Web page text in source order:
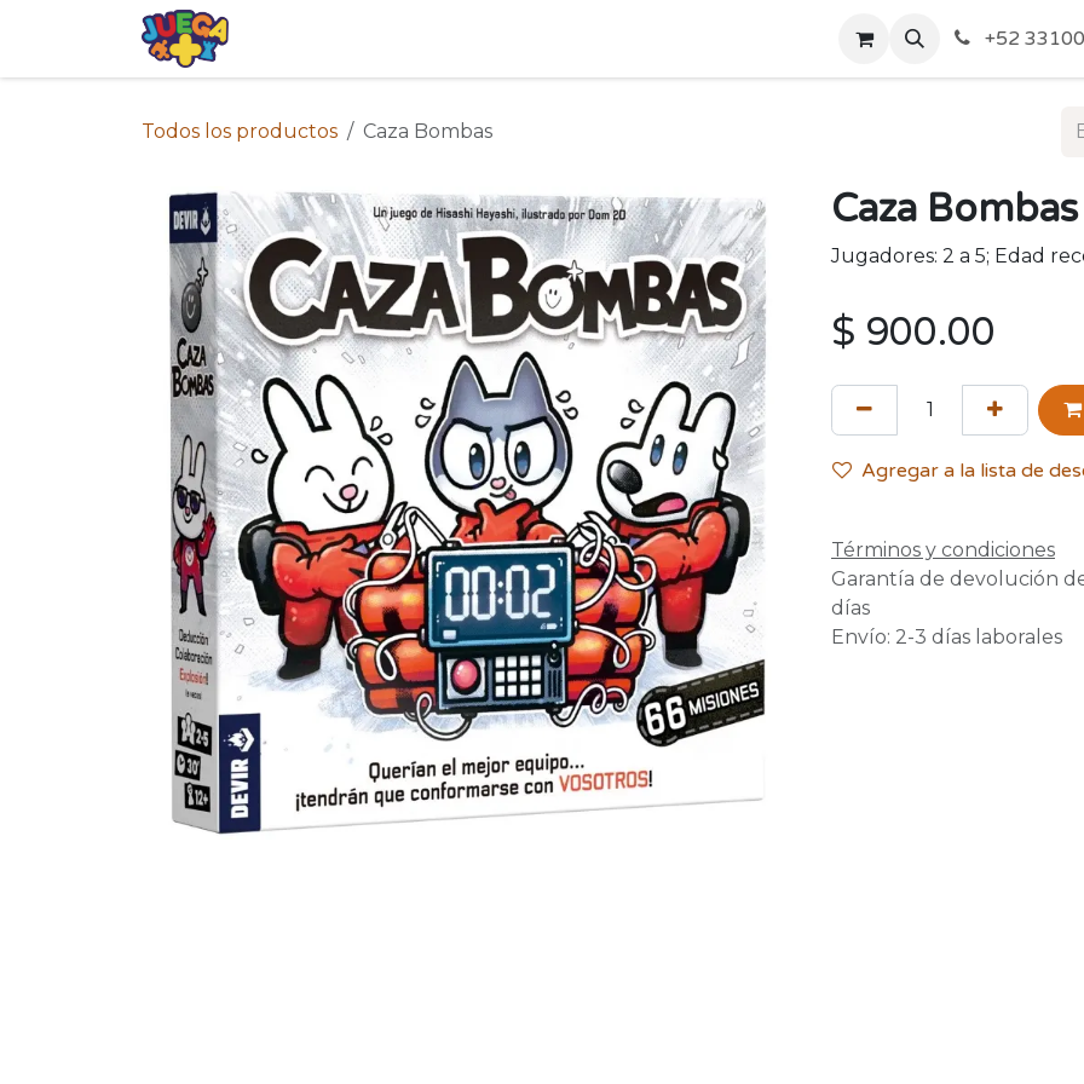
Acerca de Nosotros Politicas de Envío y
+52
Todos los productos Caza Bombas
Caza Bombas
Jugadores: 2 a 5; Edad
$ 900.00
Agregar a la lista de
Términos y condiciones
Garantía de devolución
días
Envío: 2-3 días laborales